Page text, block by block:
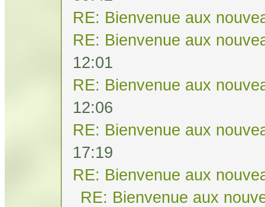
RE: Bienvenue aux
RE: Bienvenue aux
12:01
RE: Bienvenue aux
12:06
RE: Bienvenue aux
17:19
RE: Bienvenue aux
RE: Bienvenue aux